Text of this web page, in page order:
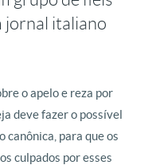
jornal italiano
o apelo e reza por
deve fazer o possível
canônica, para que os
culpados por esses